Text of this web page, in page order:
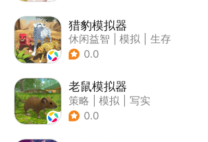
猎豹模拟器
休闲益智 模拟
生存
| 写实
0.0
老鼠模拟器
策略 模拟
写实
| 62游戏
0.0